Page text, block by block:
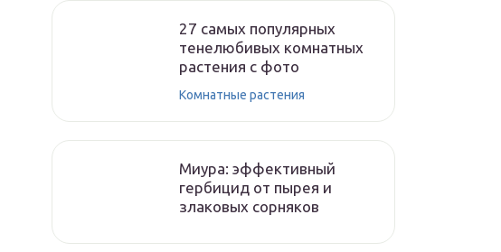
27 самых популярных
тенелюбивых комнатных
растения с фото
Комнатные растения
Миура: эффективный
гербицид от пырея и
злаковых сорняков